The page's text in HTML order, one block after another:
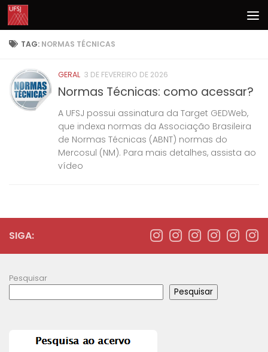
Skip to content
TAG: NORMAS TÉCNICAS
GERAL 3 DE FEVEREIRO DE 2026
Normas Técnicas: como acessar?
A UFSJ possui assinatura da Target GEDWeb,
que indexa normas da Associação Brasileira
de Normas Técnicas (ABNT) normas do
Mercosul (NM). Para mais detalhes, assista ao
vídeo
SIGA:
Pesquisar
Pesquisar